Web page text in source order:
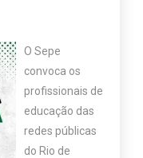
O Sepe
convoca os
profissionais de
educação das
redes públicas
do Rio de